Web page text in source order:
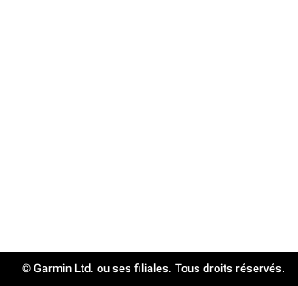
© Garmin Ltd. ou ses filiales. Tous droits réservés.